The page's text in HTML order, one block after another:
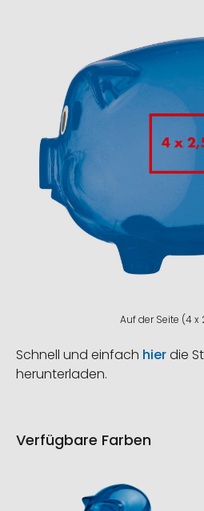
Auf der Seite (4 x
Schnell und einfach hierdie
herunterladen.
Verfügbare Farben